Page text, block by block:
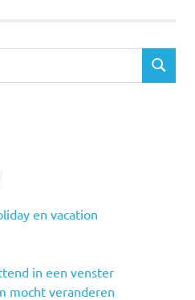
ZOEKEN
en vacation
in een venster
mocht veranderen